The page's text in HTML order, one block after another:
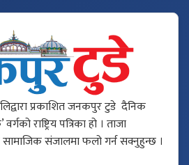
प्रकाशित जनकपुर टुडे दैनिक
राष्ट्रिय पत्रिका हो । ताजा
सामाजिक संजालमा फलो गर्न सक्नुहुन्छ ।